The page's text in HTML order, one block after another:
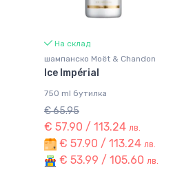
На склад
шампанско Moët & Chandon
Ice Impérial
750 ml бутилка
€ 65.95
€ 57.90 / 113.24 лв.
€ 57.90 / 113.24 лв.
€ 53.99 / 105.60 лв.